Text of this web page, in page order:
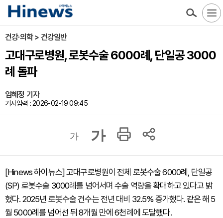
건강·의학 > 건강일반
고대구로병원, 로봇수술 6000례, 단일공 3000
례 돌파
임혜정 기자
기사입력 : 2026-02-19 09:45
가 가
[Hinews 하이뉴스] 고대구로병원이 전체 로봇수술 6000례, 단일공
(SP) 로봇수술 3000례를 넘어서며 수술 역량을 확대하고 있다고 밝
혔다. 2025년 로봇수술 건수는 전년 대비 32.5% 증가했다. 같은 해 5
월 5000례를 넘어선 뒤 8개월 만에 6천례에 도달했다.